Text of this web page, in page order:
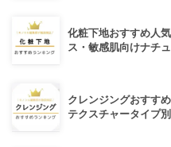
化粧下地おすすめ人
ス・敏感肌向けナチ
クレンジングおすす
テクスチャータイプ別